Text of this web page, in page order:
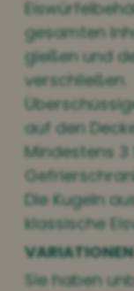
gesamten
gießen und
verschließen.
auf den
Mindestens
Die Kugeln
klassische
VARIATIONEN
Sie haben